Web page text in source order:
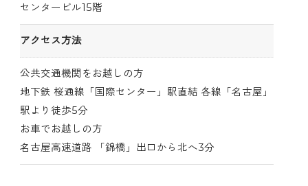
センタービル15階
アクセス方法
公共交通機関をお越しの方
地下鉄 桜通線「国際センター」駅直結 各線「名古屋」
駅より徒歩5分
お車でお越しの方
名古屋高速道路 「錦橋」出口から北へ3分